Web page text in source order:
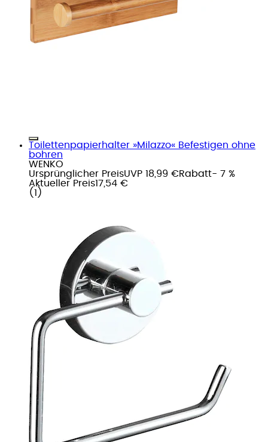
Toilettenpapierhalter »Milazzo« Befestigen ohne
bohren
WENKO
Ursprünglicher PreisUVP 18,99 €Rabatt- 7 %
Aktueller Preis17,54 €
( 1 )